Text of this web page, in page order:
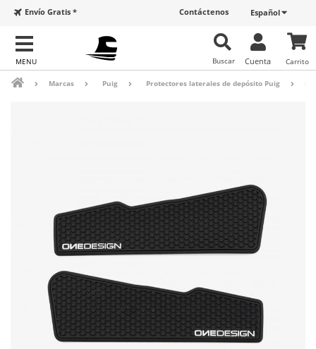
Español
Contáctenos
Envío Gratis *
Carrito
Cuenta
Buscar
Marcas Puig Protectores laterales de depósito Puig